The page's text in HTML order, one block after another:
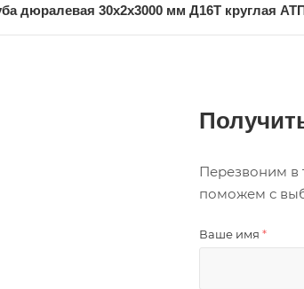
дюралевая 30х2х3000 мм Д16Т круглая
Перезвоним в
поможем с
Ваше имя *